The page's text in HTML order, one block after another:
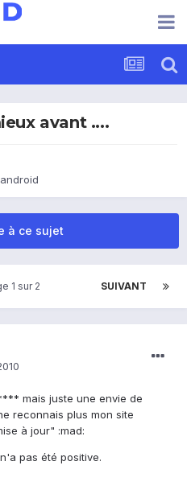
avant ....
à ce sujet
SUIVANT
1 sur 2
mais juste une envie de
reconnais plus mon site
à jour" :mad:
pas été positive.